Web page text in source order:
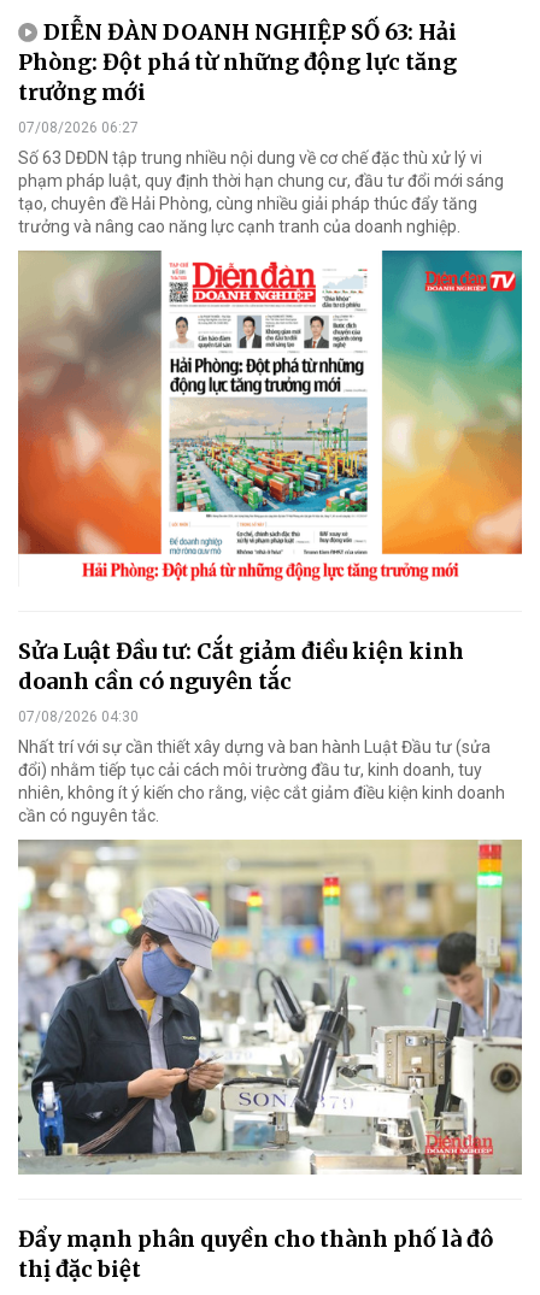
DIỄN ĐÀN DOANH NGHIỆP SỐ 63: Hải
Phòng: Đột phá từ những động lực tăng
trưởng mới
07/08/2026 06:27
Số 63 DĐDN tập trung nhiều nội dung về cơ chế đặc thù xử lý vi
phạm pháp luật, quy định thời hạn chung cư, đầu tư đổi mới sáng
tạo, chuyên đề Hải Phòng, cùng nhiều giải pháp thúc đẩy tăng
trưởng và nâng cao năng lực cạnh tranh của doanh nghiệp.
Sửa Luật Đầu tư: Cắt giảm điều kiện kinh
doanh cần có nguyên tắc
07/08/2026 04:30
Nhất trí với sự cần thiết xây dựng và ban hành Luật Đầu tư (sửa
đổi) nhằm tiếp tục cải cách môi trường đầu tư, kinh doanh, tuy
nhiên, không ít ý kiến cho rằng, việc cắt giảm điều kiện kinh doanh
cần có nguyên tắc.
Đẩy mạnh phân quyền cho thành phố là đô
thị đặc biệt